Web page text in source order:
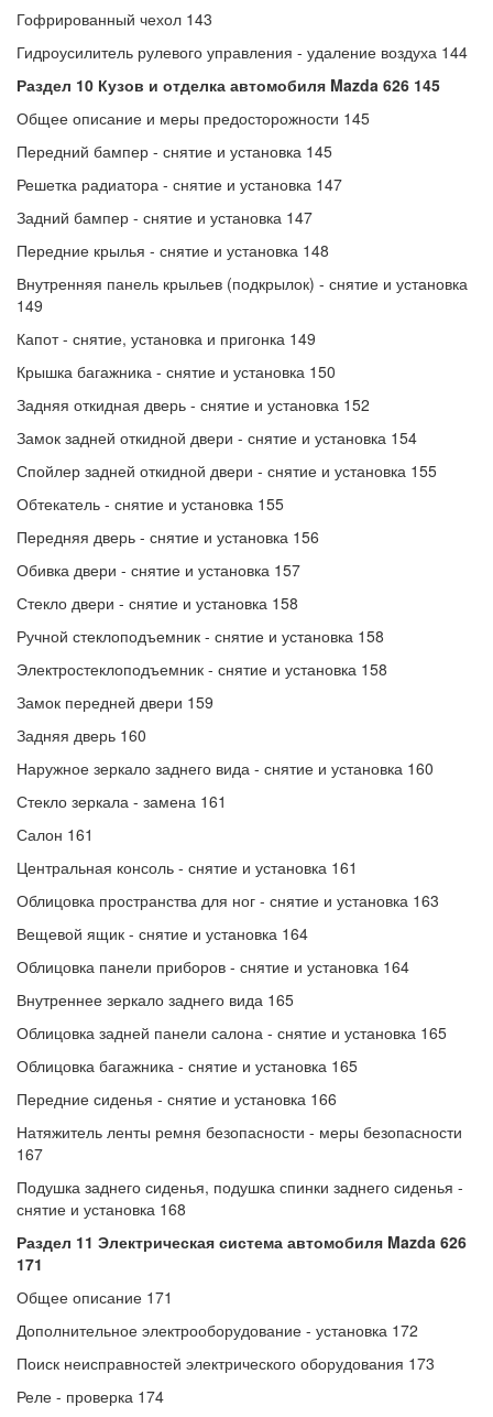
Гофрированный чехол 143
Гидроусилитель рулевого управления - удаление воздуха 144
Раздел 10 Кузов и отделка автомобиля Mazda 626 145
Общее описание и меры предосторожности 145
Передний бампер - снятие и установка 145
Решетка радиатора - снятие и установка 147
Задний бампер - снятие и установка 147
Передние крылья - снятие и установка 148
Внутренняя панель крыльев (подкрылок) - снятие и установка
149
Капот - снятие, установка и пригонка 149
Крышка багажника - снятие и установка 150
Задняя откидная дверь - снятие и установка 152
Замок задней откидной двери - снятие и установка 154
Спойлер задней откидной двери - снятие и установка 155
Обтекатель - снятие и установка 155
Передняя дверь - снятие и установка 156
Обивка двери - снятие и установка 157
Стекло двери - снятие и установка 158
Ручной стеклоподъемник - снятие и установка 158
Электростеклоподъемник - снятие и установка 158
Замок передней двери 159
Задняя дверь 160
Наружное зеркало заднего вида - снятие и установка 160
Стекло зеркала - замена 161
Салон 161
Центральная консоль - снятие и установка 161
Облицовка пространства для ног - снятие и установка 163
Вещевой ящик - снятие и установка 164
Облицовка панели приборов - снятие и установка 164
Внутреннее зеркало заднего вида 165
Облицовка задней панели салона - снятие и установка 165
Облицовка багажника - снятие и установка 165
Передние сиденья - снятие и установка 166
Натяжитель ленты ремня безопасности - меры безопасности
167
Подушка заднего сиденья, подушка спинки заднего сиденья -
снятие и установка 168
Раздел 11 Электрическая система автомобиля Mazda 626
171
Общее описание 171
Дополнительное электрооборудование - установка 172
Поиск неисправностей электрического оборудования 173
Реле - проверка 174